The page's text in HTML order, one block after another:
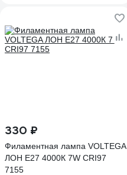
330 ₽
Филаментная лампа VOLTEGA
ЛОН Е27 4000К 7W CRI97
7155